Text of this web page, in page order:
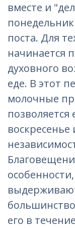
вместе и
поста. Для
начинается
духовного
еде. В этот
молочные
позволяется
его в